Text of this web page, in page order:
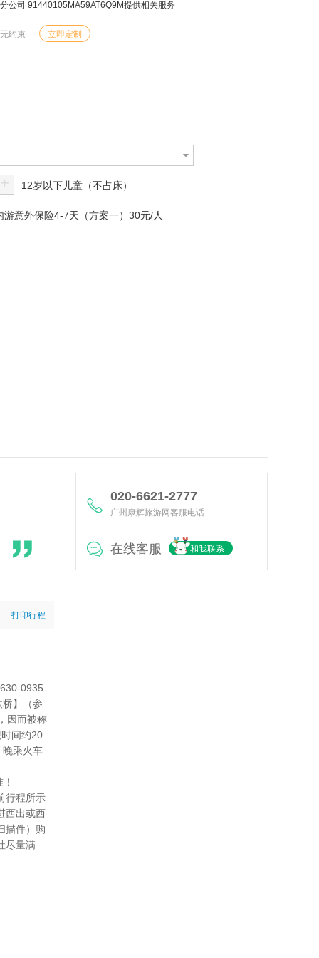
公司 91440105MA59AT6Q9M提供相关服务
约束 立即定制
+ 12岁以下儿童（不占床）
游意外保险4-7天（方案一）30元/人
打印行程
0935
】（参
因而被称
间约20
晚乘火车
行程所示
西出或西
描件）购
尽量满
020-6621-2777
广州康辉旅游网客服电话
在线客服 和我联系